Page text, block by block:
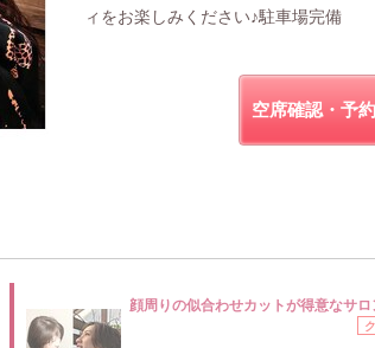
ィをお楽しみください♪駐車場完備
空席確認・予
顔周りの似合わせカットが得意なサロ